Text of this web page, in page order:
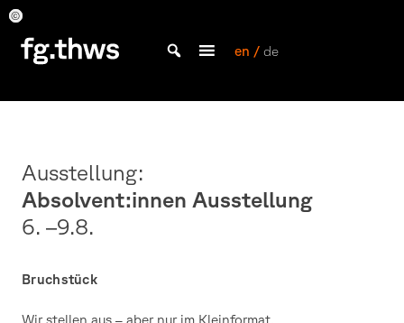
Skip
content
|
Gestaltung
Würzburg
en / de
Ausstellung:
Absolvent:innen Ausstellung
6. –9.8.
Bruchstück
Wir stellen aus – aber nur im Kleinformat.
2020
Kirchen
Kirchen
Kirchen
Kirchen
Kirchen
Kirchen
Kirchen